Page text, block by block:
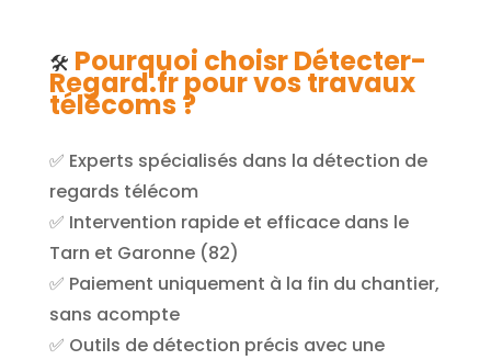
🛠️ Pourquoi choisr Détecter-
Regard.fr pour vos travaux
télécoms ?
✅ Experts spécialisés dans la détection de
regards télécom
✅ Intervention rapide et efficace dans le
Tarn et Garonne (82)
✅ Paiement uniquement à la fin du chantier,
sans acompte
✅ Outils de détection précis avec une